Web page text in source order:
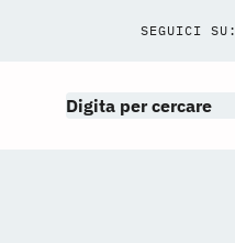
SEGUICI SU: